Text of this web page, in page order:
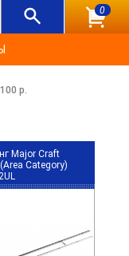
0
р.
Major Craft
Category)